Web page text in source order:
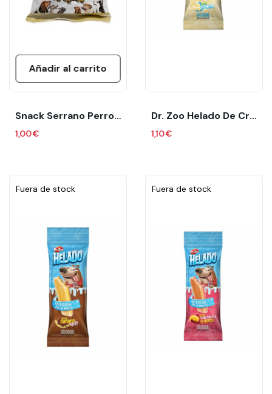
Añadir al carrito
Snack Serrano Perros Senior Bolsa 85 Gr
1,00 €
Dr. Zoo Helado De Crema (1 Unid)
1,10 €
Fuera de stock Fuera de stock